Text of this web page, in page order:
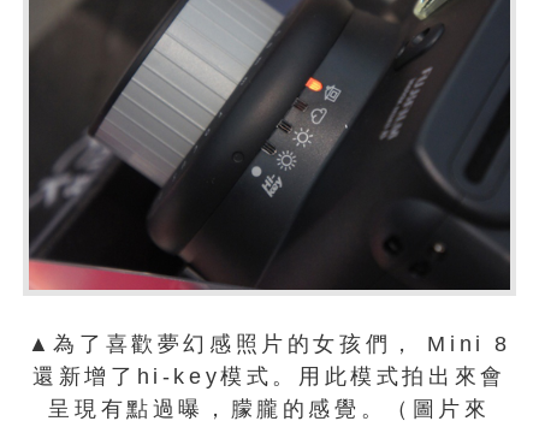
▲為了喜歡夢幻感照片的女孩們， Mini 8
還新增了hi-key模式。用此模式拍出來會
呈現有點過曝，朦朧的感覺。（圖片來